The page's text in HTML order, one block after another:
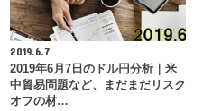
2019.6.7
2019年6月7日のドル円分析｜米
中貿易問題など、まだまだリスク
オフの材…